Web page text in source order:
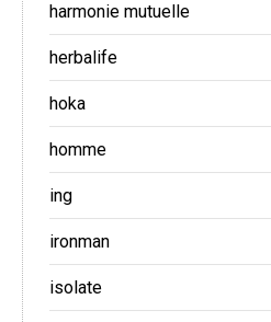
harmonie mutuelle
herbalife
hoka
homme
ing
ironman
isolate